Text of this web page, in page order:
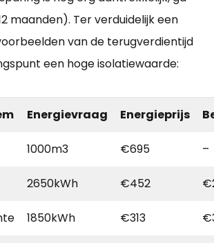
maanden). Ter verduidelijk een
van de terugverdientijd
een hoge isolatiewaarde:
Energievraag Energieprijs
1000m3 €695 –
2650kWh €452
1850kWh €313